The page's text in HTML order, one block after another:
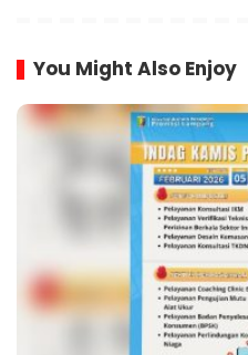
You Might Also Enjoy